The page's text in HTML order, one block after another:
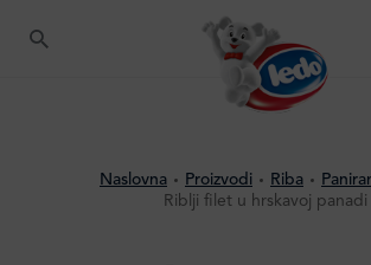
Naslovna Proizvodi Riba
Riblji filet u hrskavoj panadi